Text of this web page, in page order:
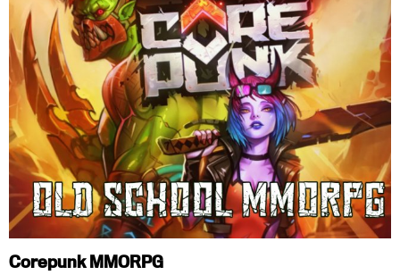
Corepunk MMORPG